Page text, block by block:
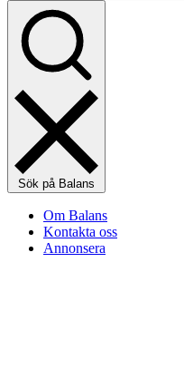
Sök på Balans
Om Balans
Kontakta oss
Annonsera